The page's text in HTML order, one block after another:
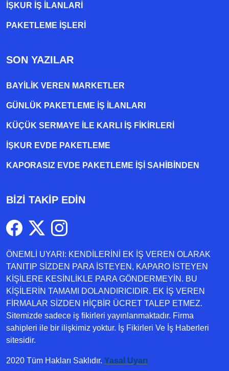
İŞKUR İŞ İLANLARI
PAKETLEME IŞLERI
SON YAZILAR
BAYILIK VEREN MARKETLER
GÜNLÜK PAKETLEME İŞ İLANLARI
KÜÇÜK SERMAYE ILE KARLI İŞ FIKIRLERI
İŞKUR EVDE PAKETLEME
KAPORASIZ EVDE PAKETLEME IŞI SAHIBINDEN
BİZİ TAKİP EDİN
ÖNEMLİ UYARI: KENDİLERİNİ EK İŞ VEREN OLARAK
TANITIP SİZDEN PARA İSTEYEN, KAPARO İSTEYEN
KİŞİLERE KESİNLİKLE PARA GÖNDERMEYİN. BU
KİŞİLERİN TAMAMI DOLANDIRICIDIR. EK İŞ VEREN
FİRMALAR SİZDEN HİÇBİR ÜCRET TALEP ETMEZ.
Sitemizde sadece iş fikirleri yayınlanmaktadır. Firma
sahipleri ile bir ilişkimiz yoktur. İş Fikirleri Ve İş Haberleri
sitesidir.
2020 Tüm Hakları Saklıdır. Yasal Uyarı